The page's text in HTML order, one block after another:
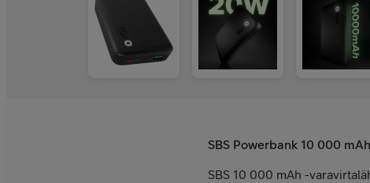
SBS Powerbank 10 000
SBS 10 000 mAh -